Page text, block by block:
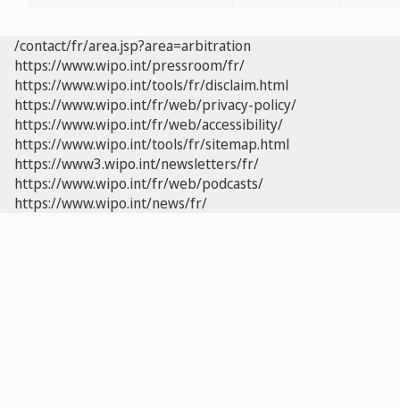
/contact/fr/area.jsp?area=arbitration
https://www.wipo.int/pressroom/fr/
https://www.wipo.int/tools/fr/disclaim.html
https://www.wipo.int/fr/web/privacy-policy/
https://www.wipo.int/fr/web/accessibility/
https://www.wipo.int/tools/fr/sitemap.html
https://www3.wipo.int/newsletters/fr/
https://www.wipo.int/fr/web/podcasts/
https://www.wipo.int/news/fr/